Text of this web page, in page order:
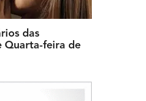
das
Quarta-feira de